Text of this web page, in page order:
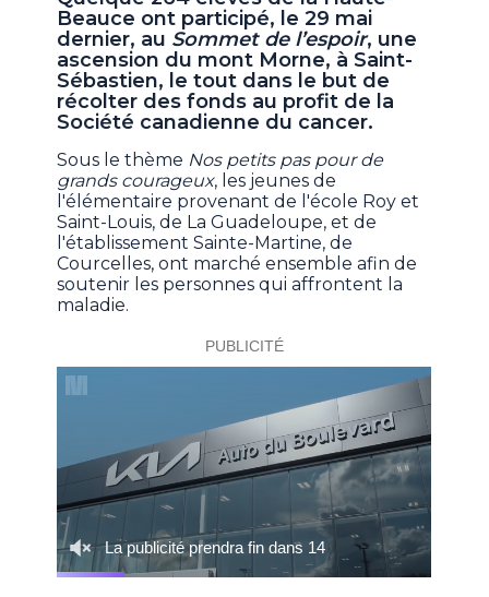
Beauce ont participé, le 29 mai
dernier, au Sommet de l’espoir, une
ascension du mont Morne, à Saint-
Sébastien, le tout dans le but de
récolter des fonds au profit de la
Société canadienne du cancer.
Sous le thème Nos petits pas pour de
grands courageux, les jeunes de
l'élémentaire provenant de l'école Roy et
Saint-Louis, de La Guadeloupe, et de
l'établissement Sainte-Martine, de
Courcelles, ont marché ensemble afin de
soutenir les personnes qui affrontent la
maladie.